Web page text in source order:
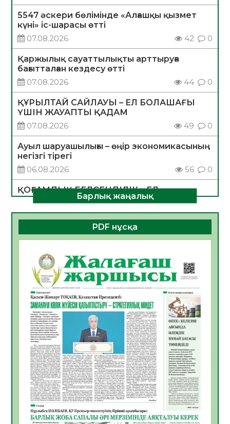
5547 әскери бөлімінде «Алғашқы қызмет
күні» іс-шарасы өтті
07.08.2026
42 0
Қаржылық сауаттылықты арттыруға
бағытталған кездесу өтті
07.08.2026
44 0
ҚҰРЫЛТАЙ САЙЛАУЫ – ЕЛ БОЛАШАҒЫ
ҮШІН ЖАУАПТЫ ҚАДАМ
07.08.2026
49 0
Ауыл шаруашылығы – өңір экономикасының
негізгі тірегі
06.08.2026
56 0
ҚОҒАМДЫҚ БЕЛСЕНДІЛІК – ЕЛ
ДАМУЫНЫҢ НЕГІЗІ
06.08.2026
54 0
ҚҰРЫЛТАЙ САЙЛАУЫ – БОЛАШАҚҚА
БАСТАР ЖАУАПТЫ ТАҢДАУ
06.08.2026
Инфекциялық ауруларға қарсы иммундау
жұмыстарының тиімділігі
06.08.2026
58
Көкжөтел ауруы туралы
06.08.2026
56
АПВ вакцинасы туралы мәлімет
06.08.2026
57
Open Air: Қызылорда облысы полиция
департаменті 20 мыңнан астам
көрерменнің қауіпсіздігін қамтамасыз етті
06.08.2026
67
Барлық жаңалық
PDF нұсқа